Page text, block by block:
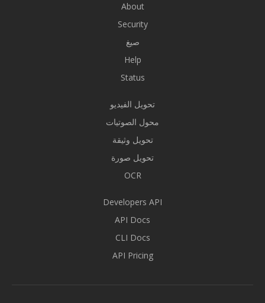
About
Security
صيغ
Help
Status
تحويل الفيديو
محول الصوتيات
تحويل وثيقة
تحويل صورة
OCR
Developers API
API Docs
CLI Docs
API Pricing